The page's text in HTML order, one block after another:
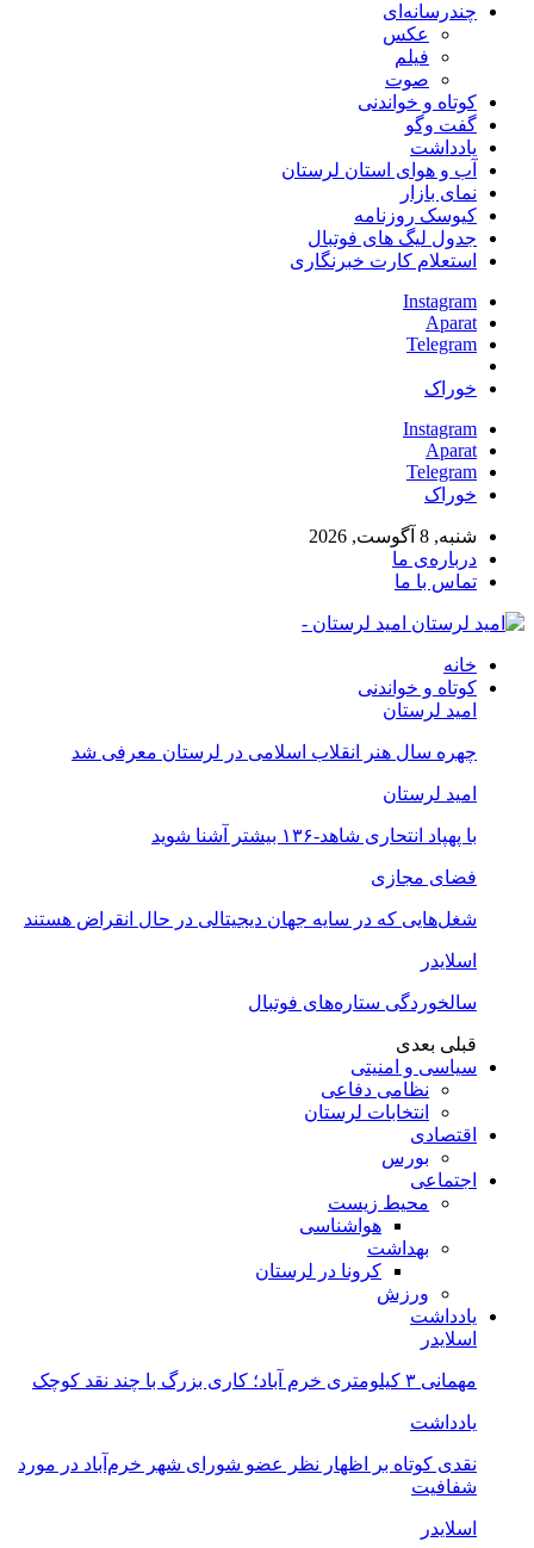
چندرسانه‌ای
عكس
فیلم
صوت
کوتاه و خواندنی
گفت وگو
یادداشت
آب و هوای استان لرستان
نمای بازار
کیوسک روزنامه
جدول لیگ های فوتبال
استعلام کارت خبرنگاری
Instagram
Aparat
Telegram
خوراک
Instagram
Aparat
Telegram
خوراک
شنبه, 8 آگوست, 2026
درباره‌ی ما
تماس با ما
امید لرستان -
خانه
کوتاه و خواندنی
امید لرستان
چهره سال هنر انقلاب اسلامی در لرستان معرفی شد
امید لرستان
با پهپاد انتحاری شاهد-۱۳۶ بیشتر آشنا شوید
فضای مجازی
شغل‌‌هایی که در سایه جهان دیجیتالی در حال انقراض هستند
اسلایدر
سالخوردگی ستاره‌های فوتبال
قبلی بعدی
سیاسی و امنیتی
نظامی دفاعی
انتخابات لرستان
اقتصادی
بورس
اجتماعی
محیط زیست
هواشناسی
بهداشت
کرونا در لرستان
ورزش
یادداشت
اسلایدر
مهمانی ۳ کیلومتری خرم آباد؛ کاری بزرگ با چند نقد کوچک
یادداشت
نقدی کوتاه بر اظهار نظر عضو شورای شهر خرم‌آباد در مورد
شفافیت
اسلایدر